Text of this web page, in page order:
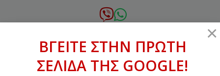
σε
xanthogenous@gmail.com
×
ΒΓΕΙΤΕ ΣΤΗΝ ΠΡΩΤΗ
ΣΕΛΙΔΑ ΤΗΣ GOOGLE!